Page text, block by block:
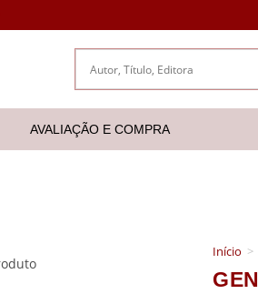
AVALIAÇÃO E COMPRA
Início >